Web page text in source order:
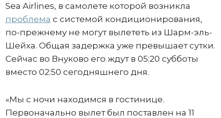
Sea Airlines, в самолете которой возникла
проблема с системой кондиционирования,
по-прежнему не могут вылететь из Шарм-эль-
Шейха. Общая задержка уже превышает сутки.
Сейчас во Внуково его ждут в 05:20 субботы
вместо 02:50 сегодняшнего дня.
«Мы с ночи находимся в гостинице.
Первоначально вылет был поставлен на 11